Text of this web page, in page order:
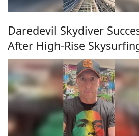
Daredevil Skydiver
After High-Rise